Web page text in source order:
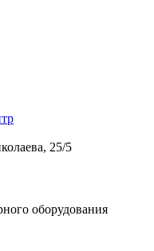
25/5
оборудования